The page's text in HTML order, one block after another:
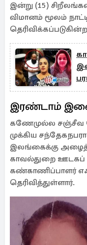
இன்று (15)
விமானம் மூலம்
இரண்டாம்
கணேமுல்ல சஞ்சீவ
முக்கிய
இலங்கைக்கு
காவல்துறை ஊடகப்
கண்காணிப்பாளர்
தெரிவித்துள்ளார்.